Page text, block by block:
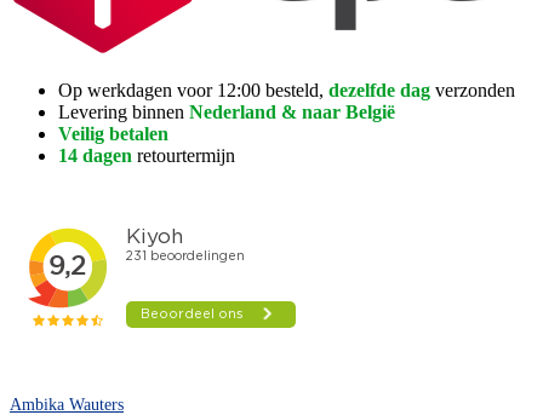
Op werkdagen voor 12:00 besteld, dezelfde dag verzonden
Levering binnen Nederland & naar België
Veilig betalen
14 dagen retourtermijn
Ambika Wauters